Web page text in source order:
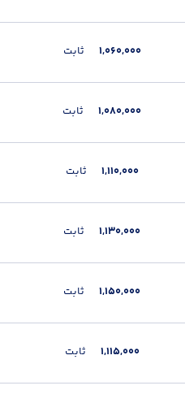
1,060,000 ثابت
1,080,000 ثابت
1,110,000 ثابت
1,130,000 ثابت
1,150,000 ثابت
1,115,000 ثابت